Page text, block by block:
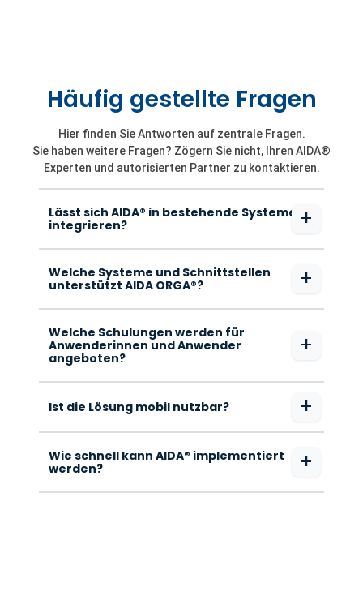
Häufig gestellte Fragen
Hier finden Sie Antworten auf zentrale Fragen.
Sie haben weitere Fragen? Zögern Sie nicht, Ihren AIDA®
Experten und autorisierten Partner zu kontaktieren.
Lässt sich AIDA® in bestehende Systeme
integrieren?
+
Welche Systeme und Schnittstellen
unterstützt AIDA ORGA®?
+
Welche Schulungen werden für
Anwenderinnen und Anwender
angeboten?
+
Ist die Lösung mobil nutzbar? +
Wie schnell kann AIDA® implementiert
werden?
+